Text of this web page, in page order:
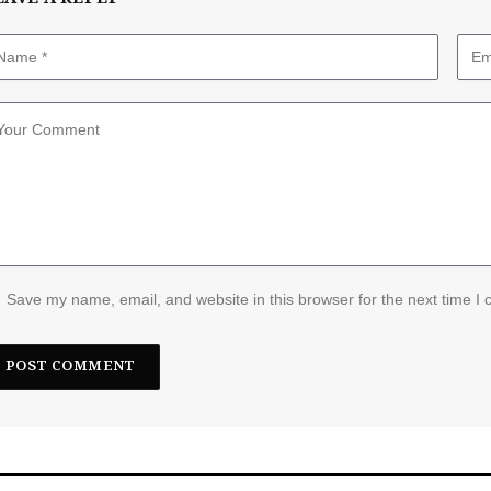
Save my name, email, and website in this browser for the next time I